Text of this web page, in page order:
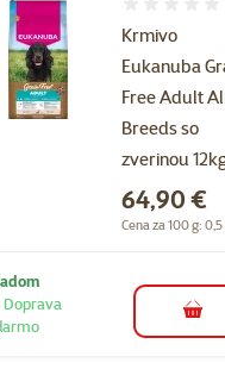
Krmivo
Eukanuba
Free Adult
Breeds so
zverinou
Cena
64,90 €
Cena za 100 g:
Doprava
do